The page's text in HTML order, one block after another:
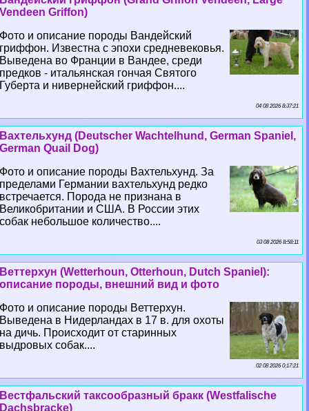
Vendeen Griffon)
Фото и описание породы Вандейский
гриффон. Известна с эпохи средневековья.
Выведена во Франции в Вандее, среди
предков - итальянская гончая Святого
Губерта и нивернейский гриффон....
04 08 2026 8:37:21
Вахтельхунд (Deutscher Wachtelhund, German Spaniel,
German Quail Dog)
Фото и описание породы Вахтельхунд. За
пределами Германии вахтельхунд редко
встречается. Порода не признана в
Великобритании и США. В России этих
собак небольшое количество....
03 08 2026 8:58:11
Веттерхун (Wetterhoun, Otterhoun, Dutch Spaniel):
описание породы, внешний вид и фото
Фото и описание породы Веттерхун.
Выведена в Нидерландах в 17 в. для охоты
на дичь. Происходит от старинных
выдровых собак....
02 08 2026 0:17:21
Вестфальский таксообразный бpaкк (Westfalische
Dachsbracke)